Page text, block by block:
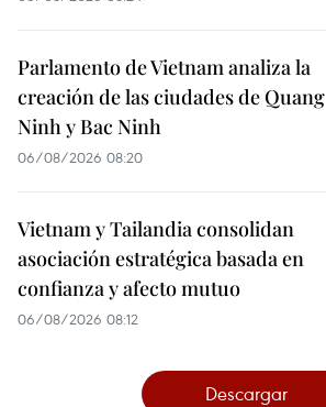
Parlamento de Vietnam analiza la
creación de las ciudades de Quang
Ninh y Bac Ninh
06/08/2026 08:20
Vietnam y Tailandia consolidan
asociación estratégica basada en
confianza y afecto mutuo
06/08/2026 08:12
Descargar